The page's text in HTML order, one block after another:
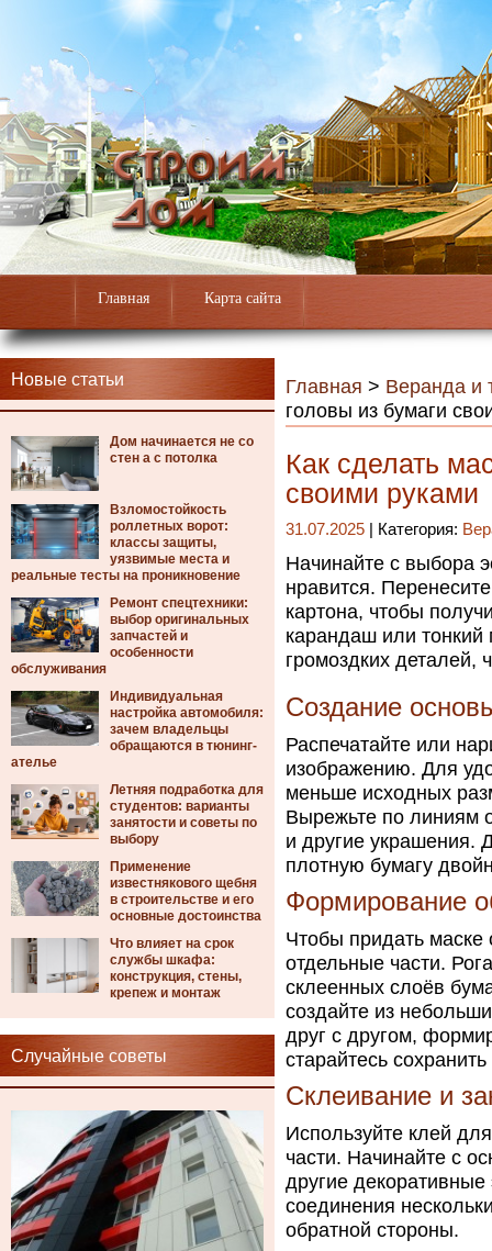
Главная Карта сайта
Новые статьи
Дом начинается не со
стен а с потолка
Взломостойкость
роллетных ворот:
классы защиты,
уязвимые места и
реальные тесты на проникновение
Ремонт спецтехники:
выбор оригинальных
запчастей и
особенности
обслуживания
Индивидуальная
настройка автомобиля:
зачем владельцы
обращаются в тюнинг-
ателье
Летняя подработка для
студентов: варианты
занятости и советы по
выбору
Применение
известнякового щебня
в строительстве и его
основные достоинства
Что влияет на срок
службы шкафа:
конструкция, стены,
крепеж и монтаж
Случайные советы
Главная > Веранда и
головы из бумаги
Как сделать
своими руками
31.07.2025 | Категория:
Начинайте с выбора
нравится.
картона, чтобы
карандаш или тонкий
громоздких деталей,
Создание
Распечатайте или
изображению. Для
меньше исходных
Вырежьте по линиям
и другие украшения.
плотную бумагу
Формирование
Чтобы придать маске
отдельные части.
склеенных слоёв
создайте из
друг с другом,
старайтесь
Склеивание и
Используйте клей
части. Начинайте с
другие
соединения
обратной стороны.